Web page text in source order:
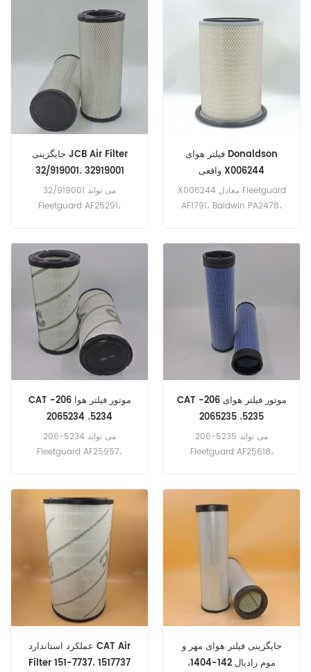
Bamford 32/912901 را
054 نام قطعات: فیلتر هوا نام
تجاری: FG Wilson
جایگزینی JCB Air Filter
32/919001، 32919001
32/919001 می تواند
Fleetguard AF25291،
جایگزین کند. شماره قطعه:
32/919001، 32919001 نام
فیلتر هوای Donaldson
واقعی X006244
X006244 معادل Fleetguard
AF1791، Baldwin PA2478،
نام قسمت: فیلتر هوا مارک:
دونالدسون
CAT موتور فیلتر هوا 206-
5234، 2065234
206-5234 می تواند
Fleetguard AF25957،
600-185-2510، 600-185-
2500 را جایگزین کند. شماره
قطعه: 206-5234، 2065234
نام قسمت: فیلتر هوا مارک:
کاترپیلار
CAT موتور فیلتر هوای 206-
5235، 2065235
206-5235 می تواند
Fleetguard AF25618،
2520 را جایگزین کند. شماره
قطعه: 206-5235، 2065235
نام قسمت: فیلتر هوا مارک:
کاترپیلار
عملکرد استاندارد CAT Air
Filter 151-7737، 1517737
جایگزینی فیلتر هوای مهر و
موم رادیال 142-1404،